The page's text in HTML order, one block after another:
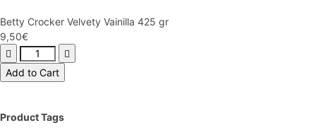
Betty Crocker Velvety Vainilla 425 gr
9,50€
Add to Cart
Product Tags